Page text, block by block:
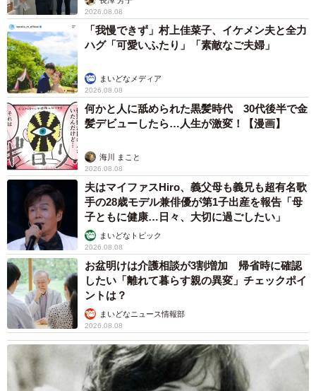
2026.08.08
「我慢できず」村上佳菜子、イケメン夫と全力
ハグ「可愛いふたり」「素敵なご夫婦」
まいどなメディア
2026.08.08
何かと人に舐められた黒髪時代 30代後半で金
髪デビューしたら…人生が激変！【漫画】
海川 まこと
2026.08.08
夫はマイファスHiro、義父母も義兄も超有名歌
手の28歳モデル兼俳優が第1子出産を報告「母
子ともに健康…日々、大切に過ごしたい」
まいどなトピック
2026.08.08
お盆明けは介護相談が3割増加 帰省時に確認
したい「離れて暮らす親の異変」チェックポイ
ントは？
まいどなニュース情報部
2026.08.08